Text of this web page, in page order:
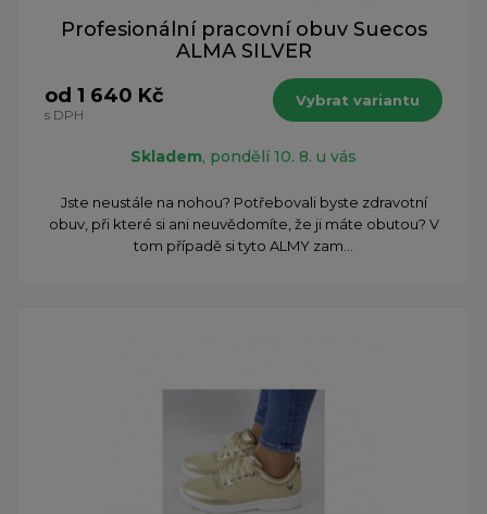
Profesionální pracovní obuv Suecos
ALMA SILVER
od 1 640 Kč
s DPH
Vybrat variantu
Skladem, pondělí 10. 8. u vás
Jste neustále na nohou? Potřebovali byste zdravotní
obuv, při které si ani neuvědomíte, že ji máte obutou? V
tom případě si tyto ALMY zam...